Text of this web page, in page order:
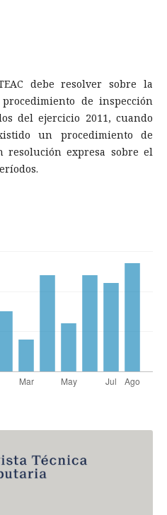
debe resolver sobre la
de inspección
del ejercicio 2011, cuando
un procedimiento de
resolución expresa sobre el